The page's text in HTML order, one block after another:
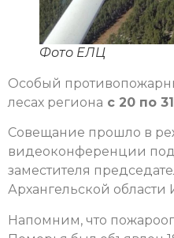
Фото ЕЛЦ
Особый
лесах региона с 20 по
Совещание прошло в
видеоконференции
заместителя
Архангельской области
Напомним, что